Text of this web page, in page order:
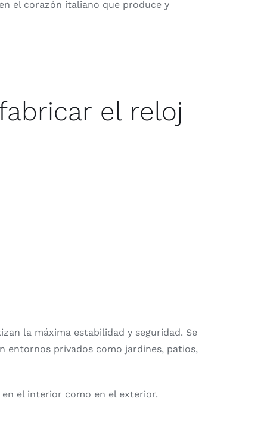
el corazón italiano que produce y
el reloj
la máxima estabilidad y seguridad. Se
entornos privados como jardines, patios,
el interior como en el exterior.